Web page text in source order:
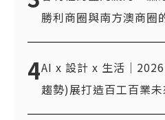
勝利商圈與南方澳商圈
4AI x 設計 x 生活｜
趨勢)展打造百工百業